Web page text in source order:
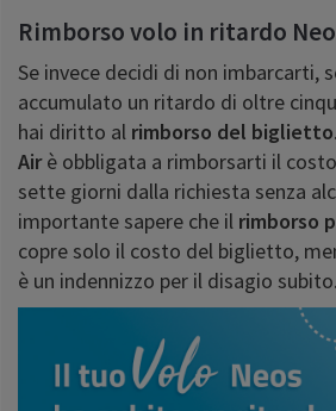
Rimborso volo in ritardo
Se invece decidi di non imbarcarti,
accumulato un ritardo di oltre
hai diritto al rimborso del biglietto
Airè obbligata a rimborsarti il
sette giorni dalla richiesta senza
importante sapere che il rimborso
copre solo il costo del biglietto,
è un indennizzo per il disagio subito.